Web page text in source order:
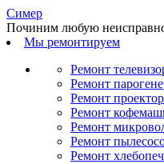
Симер
Починим любую
Мы ремонтируем
Ремонт
Ремонт
Ремонт
Ремонт
Ремонт
Ремонт
Ремонт